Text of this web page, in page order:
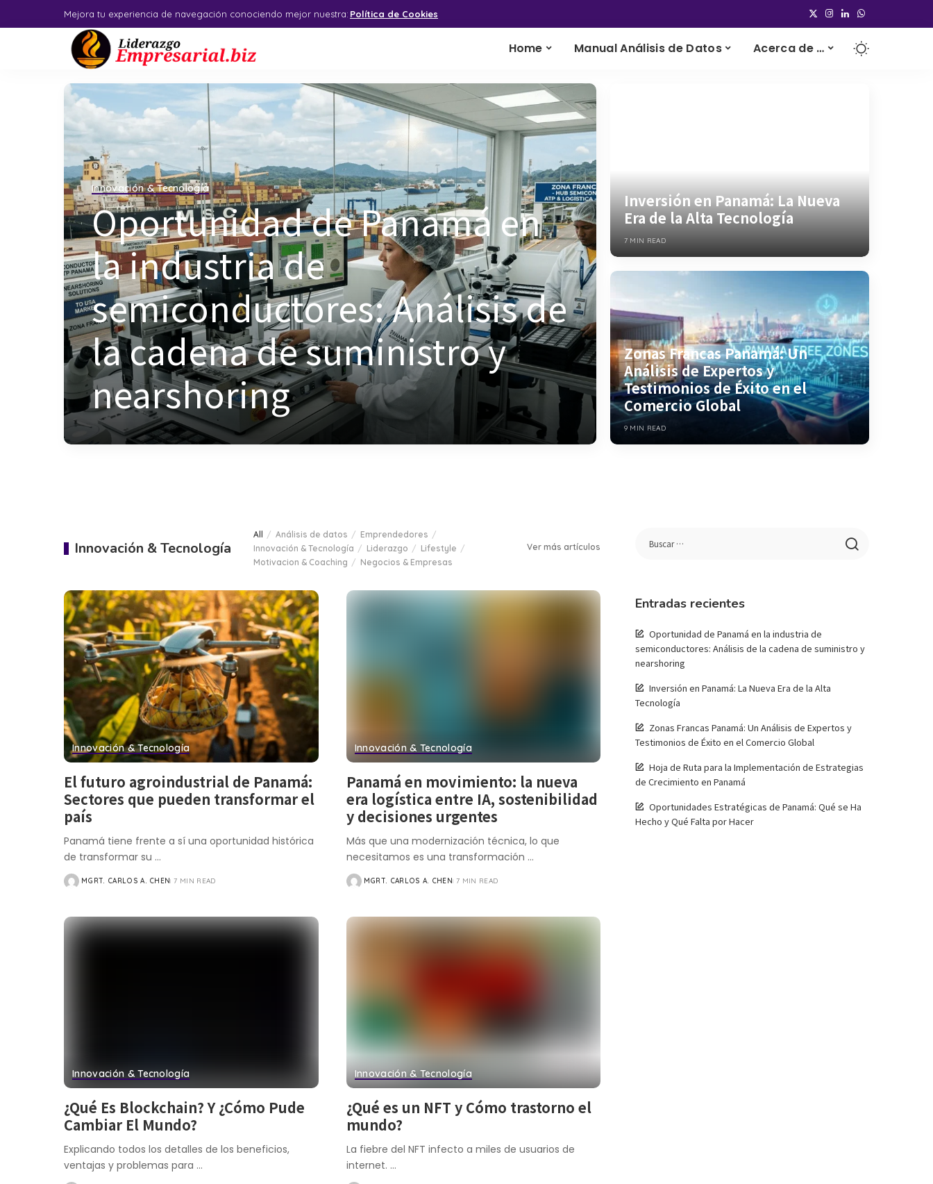
Mejora tu experiencia de navegación conociendo mejor nuestra: Política de Cookies
Home Manual Análisis de Datos Acerca de …
Innovación & Tecnología
Oportunidad de Panamá en
la industria de
semiconductores: Análisis de
la cadena de suministro y
nearshoring
MGRT. CARLOS A. CHEN
Inversión en Panamá: La Nueva
Era de la Alta Tecnología
7 MIN READ
Zonas Francas Panamá: Un
Análisis de Expertos y
Testimonios de Éxito en el
Comercio Global
9 MIN READ
Innovación & Tecnología
All Análisis de datos
Emprendedores
Innovación & Tecnología
Liderazgo
Lifestyle
Motivacion & Coaching
Negocios & Empresas
Ver más artículos
Innovación & Tecnología
El futuro agroindustrial de Panamá:
Sectores que pueden transformar el
país
Panamá tiene frente a sí una oportunidad histórica
de transformar su ...
MGRT. CARLOS A. CHEN 7 MIN READ
Innovación & Tecnología
Panamá en movimiento: la nueva
era logística entre IA, sostenibilidad
y decisiones urgentes
Más que una modernización técnica, lo que
necesitamos es una transformación ...
MGRT. CARLOS A. CHEN 7 MIN READ
Innovación & Tecnología
¿Qué Es Blockchain? Y ¿Cómo Pude
Cambiar El Mundo?
Explicando todos los detalles de los beneficios,
ventajas y problemas para ...
Innovación & Tecnología
¿Qué es un NFT y Cómo trastorno el
mundo?
La fiebre del NFT infecto a miles de usuarios de
internet. ...
Entradas recientes
Oportunidad de Panamá en la industria de
semiconductores: Análisis de la cadena de suministro y
nearshoring
Inversión en Panamá: La Nueva Era de la Alta
Tecnología
Zonas Francas Panamá: Un Análisis de Expertos y
Testimonios de Éxito en el Comercio Global
Hoja de Ruta para la Implementación de Estrategias
de Crecimiento en Panamá
Oportunidades Estratégicas de Panamá: Qué se Ha
Hecho y Qué Falta por Hacer